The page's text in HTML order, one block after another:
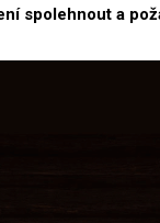
spolehnout a